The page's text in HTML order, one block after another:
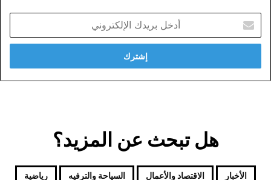
بريدك
الإلكتروني
هل تبحث عن المزيد؟
الأخبار الاقتصاد والأعمال السياحة والترفيه رياضية